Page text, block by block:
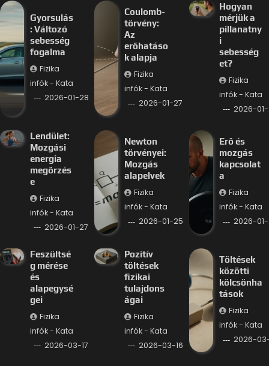
Gyorsulás
: Változó
sebesség
fogalma
Fizika
infók - Kata
2026-01-28
Coulomb-
törvény:
Az
erőhatáso
k alapja
Fizika
infók - Kata
2026-01-27
Hogyan
mérjük a
pillanatny
i
sebesség
et?
Fizika
infók - Kata
2026-
Lendület:
Mozgási
energia
megőrzés
e
Fizika
infók - Kata
2026-01-27
Newton
törvényei:
Mozgás
alapelvek
Fizika
infók - Kata
2026-01-25
Erő és
mozgás
kapcsolat
a
Fizika
infók - Kata
2026-
Feszültsé
g mérése
és
alapegysé
gei
Fizika
infók - Kata
2026-03-17
Pozitív
töltések
fizikai
tulajdons
ágai
Fizika
infók - Kata
2026-03-16
Töltések
közötti
kölcsönha
tások
Fizika
infók - Kata
2026-